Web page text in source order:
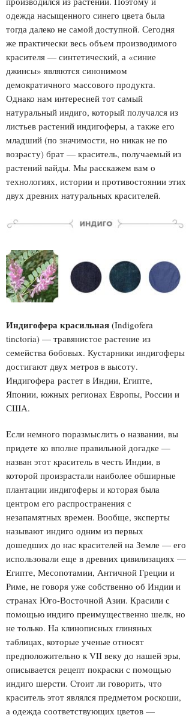
одежда насыщенного синего цвета была
тогда далеко не самой доступной. Сегодня
же практически весь объем производимого
красителя — синтетический, а «синие
джинсы» являются синонимом
демократичного массового продукта.
Однако нам интересней тот самый
натуральный индиго, который получался из
листьев растений индигоферы, а также его
младший (по значимости, но никак не по
возрасту) брат — краситель, получаемый из
растений вайды. Мы расскажем вам о
технологиях, истории и противостоянии этих
двух древних натуральных красителей.
Индигофера красильная (Indigofera
tinctoria) — травянистое растение из
семейства бобовых. Кустарники индигоферы
достигают двух метров в высоту.
Индигофера растет в Индии, Египте,
Японии, южных регионах Европы, России и
США.
Если немного поразмыслить о названии, вы
придете ко вполне правильной догадке —
назван этот краситель в честь Индии, в
которой произрастали наиболее обширные
плантации индигоферы и которая была
центром его распространения с
незапамятных времен. Вообще, эксперты
называют индиго одним из первых
дошедших до нас красителей на Земле — его
использовали еще в древних цивилизациях —
Египте, Месопотамии, Античной Греции и
Риме, не говоря уже собственно об Индии и
странах Юго-Восточной Азии. Красили с
помощью индиго преимущественно шелк, но
не только. На клинописных глиняных
таблицах, которые ученые относят
предположительно к VII веку до нашей эры,
описывается рецепт покраски с помощью
индиго шерсти. Стоит ли говорить, что
краситель этот являлся предметом роскоши,
а одежда соответствующих цветов —